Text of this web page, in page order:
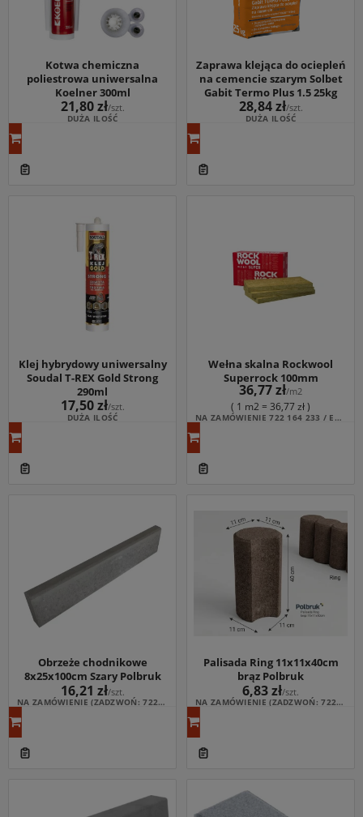
Kotwa chemiczna
poliestrowa uniwersalna
Koelner 300ml
DUŻA ILOŚĆ
21,80 zł/szt.
Zaprawa klejąca do ociepleń
na cemencie szarym Solbet
Gabit Termo Plus 1.5 25kg
DUŻA ILOŚĆ
28,84 zł/szt.
Klej hybrydowy uniwersalny
Soudal T-REX Gold Strong
290ml
DUŻA ILOŚĆ
17,50 zł/szt.
Wełna skalna Rockwool
Superrock 100mm
NA ZAMÓWIENIE 722 164 233 / ESKLEP@NOMEXMB.PL
36,77 zł/m2
( 1 m2 = 36,77 zł )
Obrzeże chodnikowe
8x25x100cm Szary Polbruk
NA ZAMÓWIENIE (ZADZWOŃ: 722 164 233; WYCENA: ESKLEP@NOMEXMB.PL)
16,21 zł/szt.
Palisada Ring 11x11x40cm
brąz Polbruk
NA ZAMÓWIENIE (ZADZWOŃ: 722 164 233; WYCENA: ESKLEP@NOMEXMB.PL)
6,83 zł/szt.